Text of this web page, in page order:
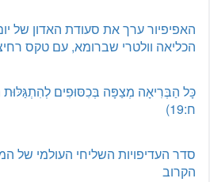
האפיפיור ערך את סעודת האדון של
הכליאה וולטרי שברומא, עם טקס
כָּל הַבְּרִיאָה מְצַפָּה בְּכִסּוּפִים לְהִתְגַּלּוּת
ח:19)
סדר העדיפויות השליחי העולמי של
הקרוב